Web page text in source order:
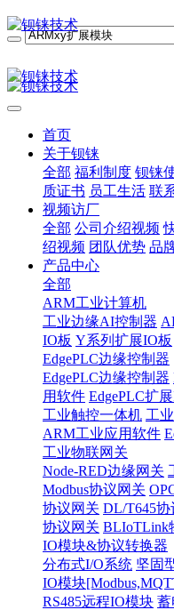
首页
关于钡铼
全部 福利制度 钡铼
质证书 员工生活 联
视频访厂
全部 公司介绍视频
绍视频 团队优势 品
产品中心
全部
ARM工业计算机
工业边缘AI控制器
IO板 Y系列扩展IO板
EdgePLC边缘控制器
EdgePLC边缘控制器
用软件 EdgePLC扩
工业触控一体机 工
ARM工业应用软件
工业物联网关
Node-RED边缘网关
Modbus协议网关
协议网关 DL/T645协
协议网关 BLIoTLink
IO模块&协议转换器
分布式I/O系统 坚固
IO模块
RS485远程IO模块 蓄